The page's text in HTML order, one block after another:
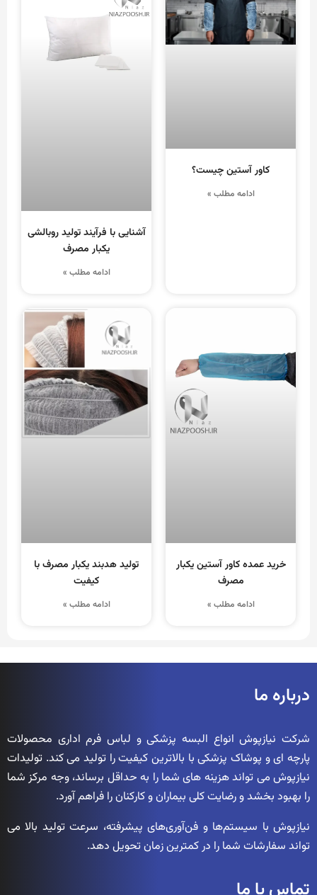
کاور آستین چیست؟
ادامه مطلب »
آشنایی با فرآیند تولید روبالشی
یکبار مصرف
ادامه مطلب »
خرید عمده کاور آستین یکبار
مصرف
ادامه مطلب »
تولید هدبند یکبار مصرف با
کیفیت
ادامه مطلب »
درباره ما
شرکت نیازپوش انواع البسه پزشکی و لباس فرم اداری محصولات
پارچه ای و پوشاک پزشکی با بالاترین کیفیت را تولید می کند. تولیدات
نیازپوش می تواند هزینه های شما را به حداقل برساند، وجه مرکز شما
را بهبود بخشد و رضایت کلی بیماران و کارکنان را فراهم آورد.
نیازپوش با سیستم‌ها و فن‌آوری‌های پیشرفته، سرعت تولید بالا می
تواند سفارشات شما را در کمترین زمان تحویل دهد.